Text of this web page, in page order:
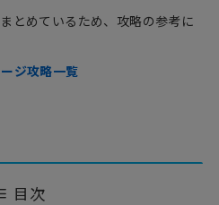
とめているため、攻略の参考に
ジ攻略一覧
目次